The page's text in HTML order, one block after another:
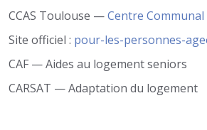
CCAS Toulouse —Centre Communal
Site officiel : pour-les-personnes-
CAF — Aides au logement seniors
CARSAT — Adaptation du logement